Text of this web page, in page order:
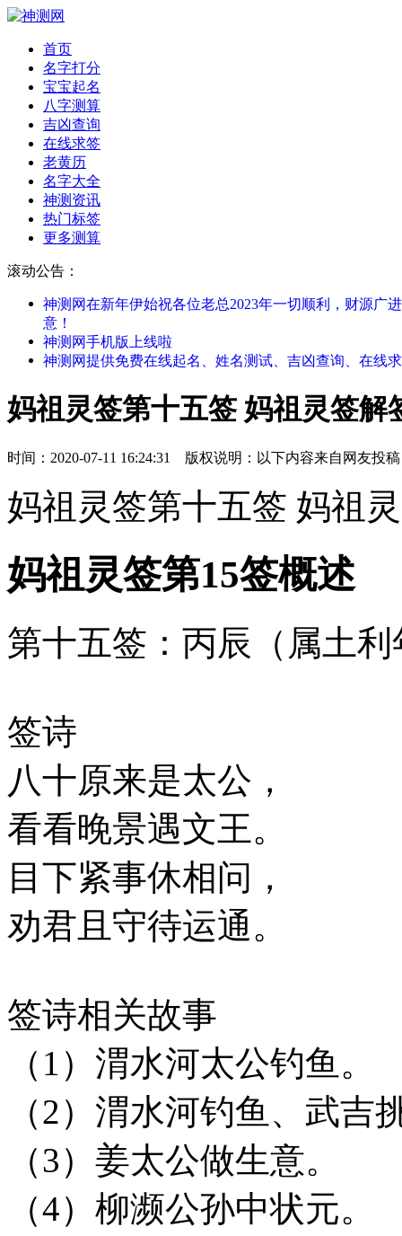
首页
名字打分
宝宝起名
八字测算
吉凶查询
在线求签
老黄历
名字大全
神测资讯
热门标签
更多测算
滚动公告：
神测网在新年伊始祝各位老总2023年一切顺利，财源广
意！
神测网手机版上线啦
神测网提供免费在线起名、姓名测试、吉凶查询、在线
妈祖灵签第十五签 妈祖灵签解
时间：2020-07-11 16:24:31 版权说明：以下内容来自网友投
妈祖灵签第十五签 妈祖
妈祖灵签第15签概述
第十五签：丙辰（属土
签诗
八十原来是太公，
看看晚景遇文王。
目下紧事休相问，
劝君且守待运通。
签诗相关故事
（1）渭水河太公钓鱼。
（2）渭水河钓鱼、武吉
（3）姜太公做生意。
（4）柳濒公孙中状元。